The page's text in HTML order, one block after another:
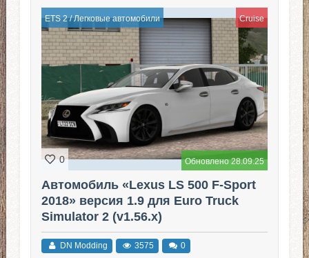
ETS 2/Легковые автомобили Cruise
Обновлено 28.09.25
0
Автомобиль «Lexus LS 500 F-Sport
2018» версия 1.9 для Euro Truck
Simulator 2 (v1.56.x)
DN Modding 3575 0